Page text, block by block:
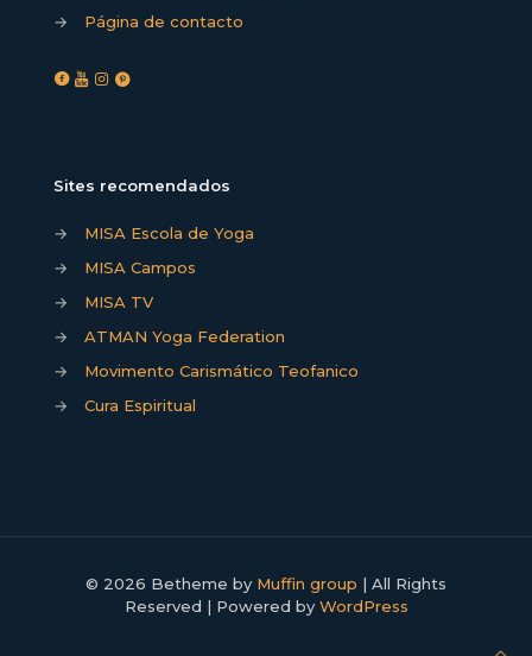
→
Página de contacto
Sites recomendados
→
MISA Escola de Yoga
→
MISA Campos
→
MISA TV
→
ATMAN Yoga Federation
→
Movimento Carismático Teofanico
→
Cura Espiritual
© 2026 Betheme by Muffin group | All Rights
Reserved | Powered by WordPress